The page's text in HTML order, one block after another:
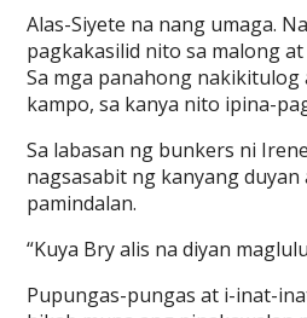
Alas-Siyete na nang umaga.
pagkakasilid nito sa malong
Sa mga panahong nakikitulog
kampo, sa kanya nito ipina-
Sa labasan ng bunkers ni
nagsasabit ng kanyang
pamindalan.
“Kuya Bry alis na diyan
Pupungas-pungas at i-inat-